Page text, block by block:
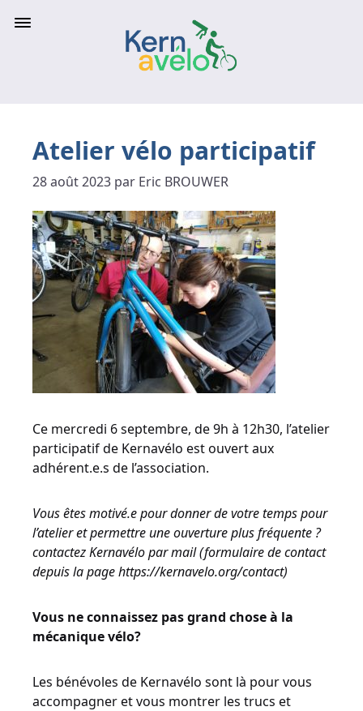
Atelier vélo participatif
28 août 2023 par Eric BROUWER
Ce mercredi 6 septembre, de 9h à 12h30, l’atelier
participatif de Kernavélo est ouvert aux
adhérent.e.s de l’association.
Vous êtes motivé.e pour donner de votre temps pour
l’atelier et permettre une ouverture plus fréquente ?
contactez Kernavélo par mail (formulaire de contact
depuis la page https://kernavelo.org/contact)
Vous ne connaissez pas grand chose à la
mécanique vélo?
Les bénévoles de Kernavélo sont là pour vous
accompagner et vous montrer les trucs et